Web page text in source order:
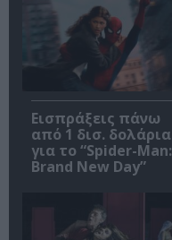
Εισπράξεις πάνω
από 1 δισ. δολάρια
για το “Spider-Man:
Brand New Day”